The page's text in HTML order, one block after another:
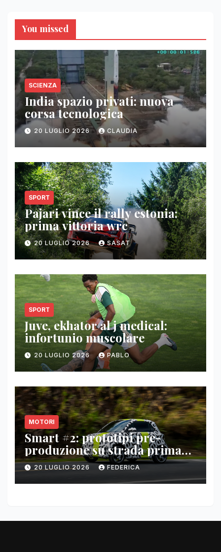
You missed
SCIENZA
India spazio privati: nuova
corsa tecnologica
20 LUGLIO 2026 CLAUDIA
SPORT
Pajari vince il rally estonia:
prima vittoria wrc
20 LUGLIO 2026 SASAT
SPORT
Juve, ekhator al j medical:
infortunio muscolare
20 LUGLIO 2026 PABLO
MOTORI
Smart #2: prototipi pre-
produzione su strada prima
del paris motor show 2026
20 LUGLIO 2026 FEDERICA